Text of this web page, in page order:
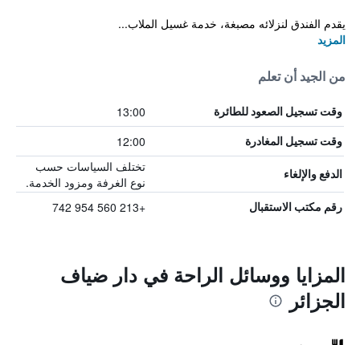
يقدم الفندق لنزلائه مصبغة، خدمة غسيل الملاب...
المزيد
من الجيد أن تعلم
وقت تسجيل الصعود للطائرة 13:00
وقت تسجيل المغادرة 12:00
الدفع والإلغاء
تختلف السياسات حسب
نوع الغرفة ومزود الخدمة.
رقم مكتب الاستقبال +213 560 954 742
المزايا ووسائل الراحة في دار ضياف
الجزائر